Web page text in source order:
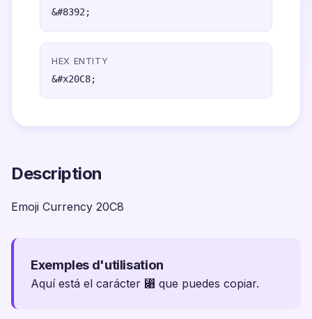
&#8392;
HEX ENTITY
&#x20C8;
Description
Emoji Currency 20C8
Exemples d'utilisation
Aquí está el carácter ⃈ que puedes copiar.